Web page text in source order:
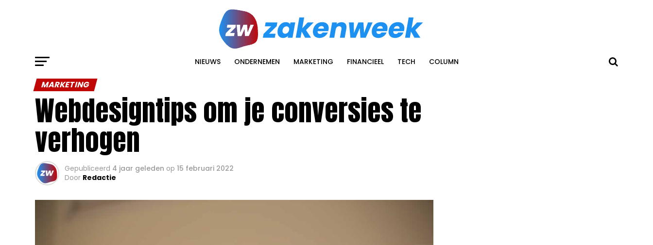
NIEUWS ONDERNEMEN MARKETING FINANCIEEL TECH COLUMN
MARKETING
Webdesigntips om je conversies te
verhogen
Gepubliceerd 4 jaar geleden op 15 februari 2022
Door Redactie